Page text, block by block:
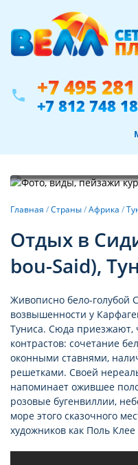
phone +7 495
+7 812 748
Главная /Страны/Африка /
Отдых в
bou-Said),
Живописно бело-голубой
возвышенности у
Туниса. Сюда приезжают,
контрастов: сочетание
оконными ставнями,
решетками. Своей
напоминает ожившее
розовые бугенвиллии,
море этого сказочного
художников как Поль